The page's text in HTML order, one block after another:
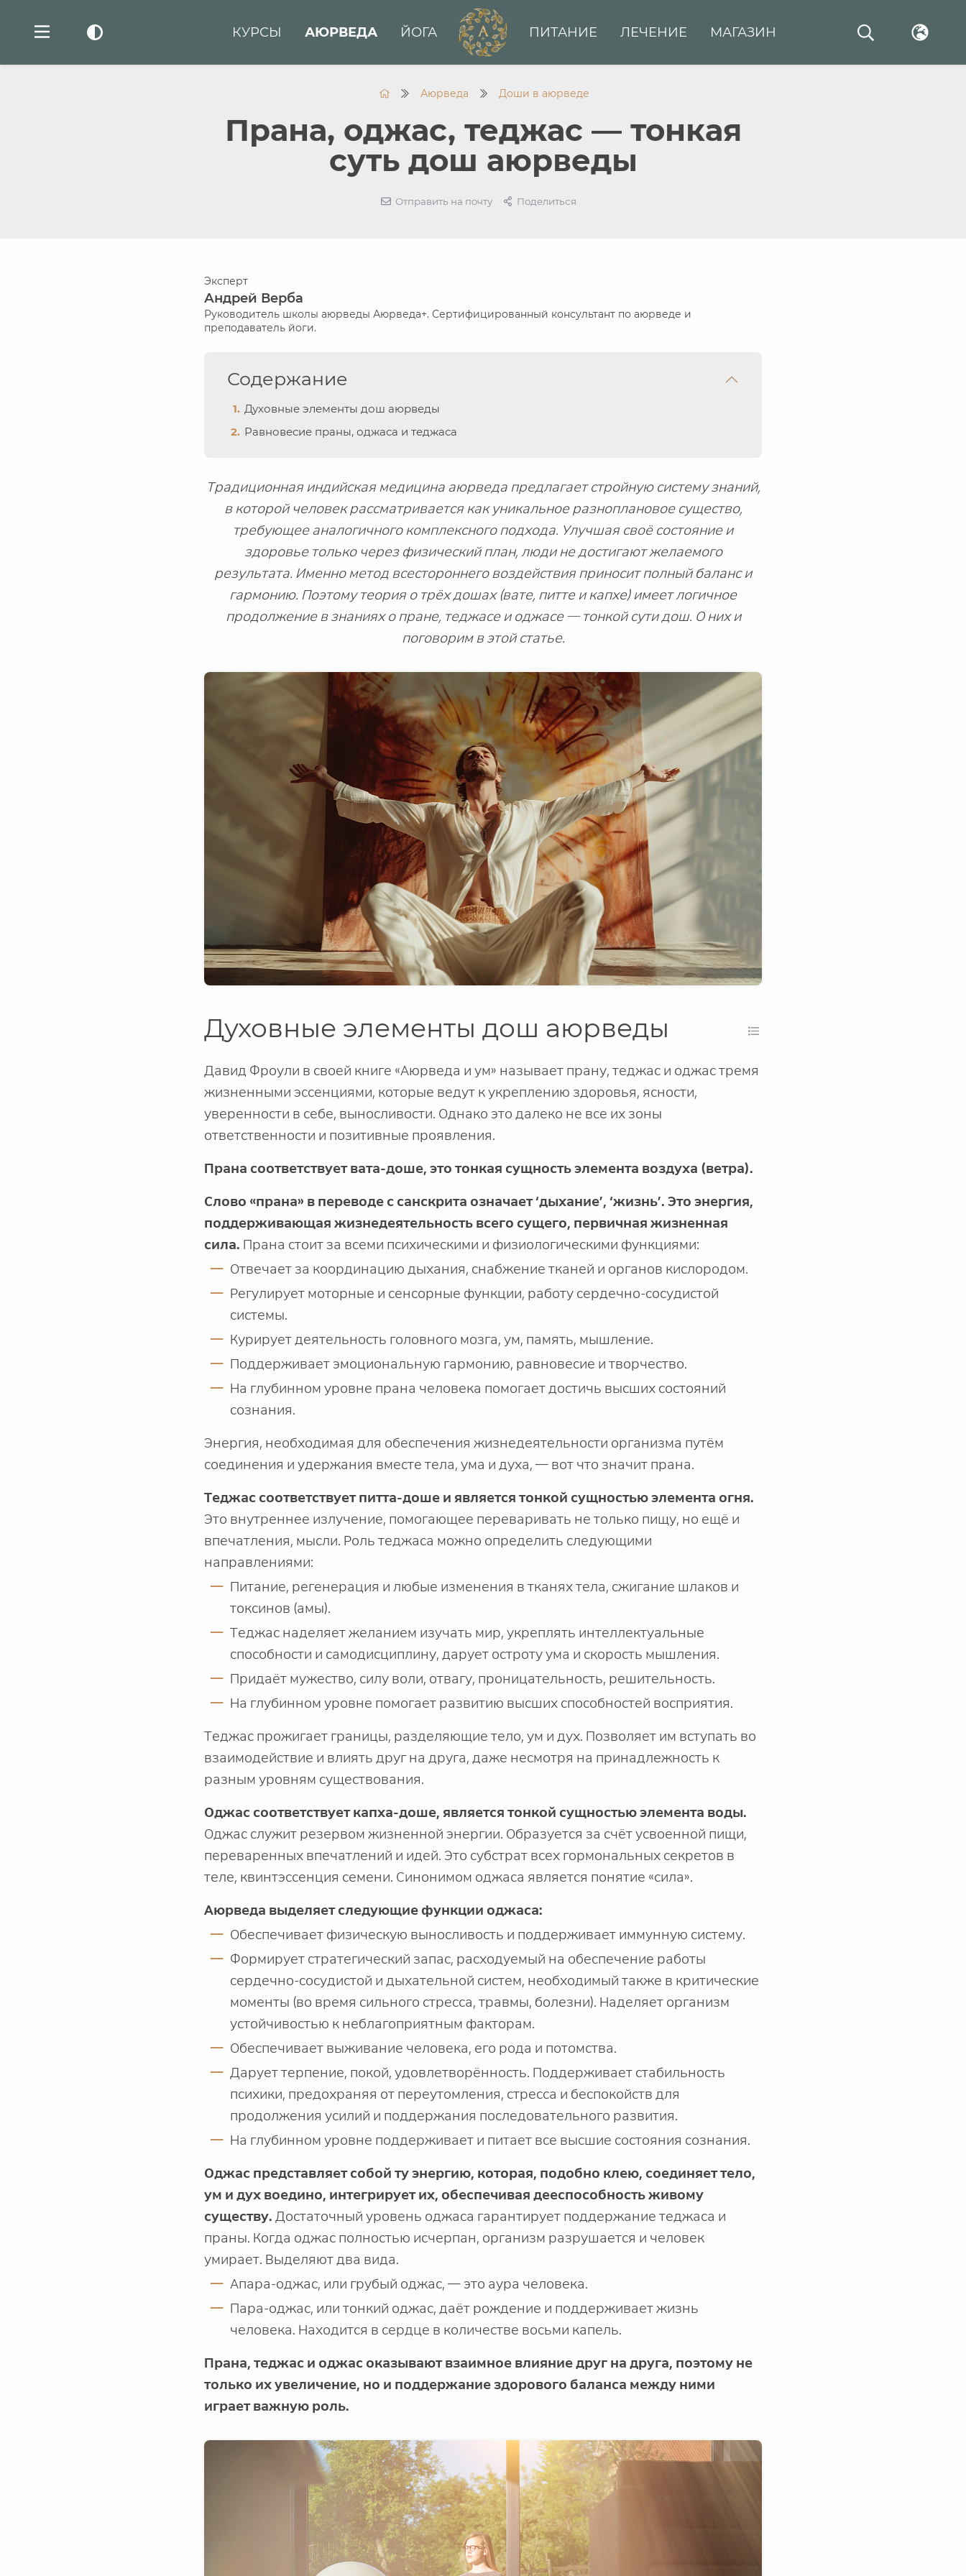
КУРСЫ АЮРВЕДА ЙОГА ПИТАНИЕ ЛЕЧЕНИЕ МАГАЗИН
Аюрведа Доши в аюрведе
Прана, оджас, теджас — тонкая
суть дош аюрведы
Отправить на почту Поделиться
Эксперт
Андрей Верба
Руководитель школы аюрведы Аюрведа+. Сертифицированный консультант по аюрведе и
преподаватель йоги.
Содержание
Духовные элементы дош аюрведы
Равновесие праны, оджаса и теджаса
Традиционная индийская медицина аюрведа предлагает стройную систему знаний,
в которой человек рассматривается как уникальное разноплановое существо,
требующее аналогичного комплексного подхода. Улучшая своё состояние и
здоровье только через физический план, люди не достигают желаемого
результата. Именно метод всестороннего воздействия приносит полный баланс и
гармонию. Поэтому теория о трёх дошах (вате, питте и капхе) имеет логичное
продолжение в знаниях о пране, теджасе и оджасе — тонкой сути дош. О них и
поговорим в этой статье.
Духовные элементы дош аюрведы
Давид Фроули в своей книге «Аюрведа и ум» называет прану, теджас и оджас тремя
жизненными эссенциями, которые ведут к укреплению здоровья, ясности,
уверенности в себе, выносливости. Однако это далеко не все их зоны
ответственности и позитивные проявления.
Прана соответствует вата-доше, это тонкая сущность элемента воздуха (ветра).
Слово «прана» в переводе с санскрита означает ‘дыхание’, ‘жизнь’. Это энергия,
поддерживающая жизнедеятельность всего сущего, первичная жизненная
сила. Прана стоит за всеми психическими и физиологическими функциями:
Отвечает за координацию дыхания, снабжение тканей и органов кислородом.
Регулирует моторные и сенсорные функции, работу сердечно-сосудистой
системы.
Курирует деятельность головного мозга, ум, память, мышление.
Поддерживает эмоциональную гармонию, равновесие и творчество.
На глубинном уровне прана человека помогает достичь высших состояний
сознания.
Энергия, необходимая для обеспечения жизнедеятельности организма путём
соединения и удержания вместе тела, ума и духа, — вот что значит прана.
Теджас соответствует питта-доше и является тонкой сущностью элемента огня.
Это внутреннее излучение, помогающее переваривать не только пищу, но ещё и
впечатления, мысли. Роль теджаса можно определить следующими
направлениями:
Питание, регенерация и любые изменения в тканях тела, сжигание шлаков и
токсинов (амы).
Теджас наделяет желанием изучать мир, укреплять интеллектуальные
способности и самодисциплину, дарует остроту ума и скорость мышления.
Придаёт мужество, силу воли, отвагу, проницательность, решительность.
На глубинном уровне помогает развитию высших способностей восприятия.
Теджас прожигает границы, разделяющие тело, ум и дух. Позволяет им вступать во
взаимодействие и влиять друг на друга, даже несмотря на принадлежность к
разным уровням существования.
Оджас соответствует капха-доше, является тонкой сущностью элемента воды.
Оджас служит резервом жизненной энергии. Образуется за счёт усвоенной пищи,
переваренных впечатлений и идей. Это субстрат всех гормональных секретов в
теле, квинтэссенция семени. Синонимом оджаса является понятие «сила».
Аюрведа выделяет следующие функции оджаса:
Обеспечивает физическую выносливость и поддерживает иммунную систему.
Формирует стратегический запас, расходуемый на обеспечение работы
сердечно-сосудистой и дыхательной систем, необходимый также в критические
моменты (во время сильного стресса, травмы, болезни). Наделяет организм
устойчивостью к неблагоприятным факторам.
Обеспечивает выживание человека, его рода и потомства.
Дарует терпение, покой, удовлетворённость. Поддерживает стабильность
психики, предохраняя от переутомления, стресса и беспокойств для
продолжения усилий и поддержания последовательного развития.
На глубинном уровне поддерживает и питает все высшие состояния сознания.
Оджас представляет собой ту энергию, которая, подобно клею, соединяет тело,
ум и дух воедино, интегрирует их, обеспечивая дееспособность живому
существу. Достаточный уровень оджаса гарантирует поддержание теджаса и
праны. Когда оджас полностью исчерпан, организм разрушается и человек
умирает. Выделяют два вида.
Апара-оджас, или грубый оджас, — это аура человека.
Пара-оджас, или тонкий оджас, даёт рождение и поддерживает жизнь
человека. Находится в сердце в количестве восьми капель.
Прана, теджас и оджас оказывают взаимное влияние друг на друга, поэтому не
только их увеличение, но и поддержание здорового баланса между ними
играет важную роль.